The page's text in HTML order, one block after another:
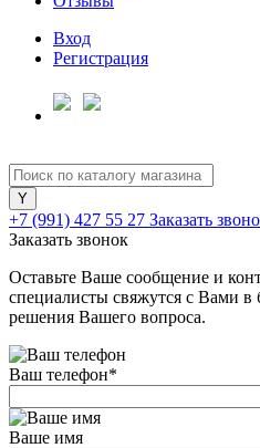
Вход
Регистрация
+7 (991) 427 55 27 Заказать
Заказать звонок
Оставьте Ваше сообщение и
специалисты свяжутся с Вами в
решения Вашего вопроса.
Ваш телефон*
Ваше имя
без переплат
График платежей
Сегодня
25%
Добавляйте товары
в корзину
Оплачивайте
25% картой любого